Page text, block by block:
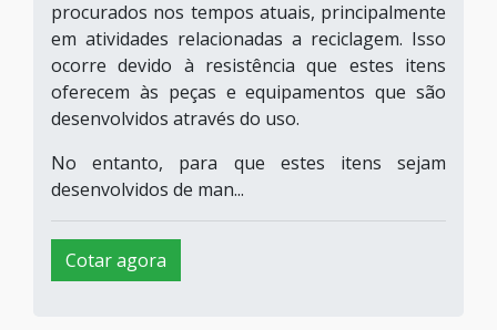
procurados nos tempos atuais, principalmente
em atividades relacionadas a reciclagem. Isso
ocorre devido à resistência que estes itens
oferecem às peças e equipamentos que são
desenvolvidos através do uso.
No entanto, para que estes itens sejam
desenvolvidos de man...
Cotar agora